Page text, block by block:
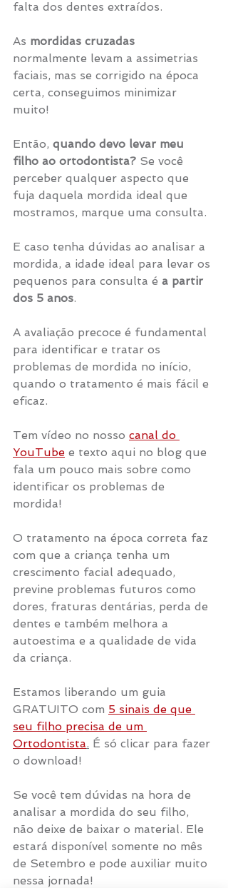
falta dos dentes extraídos.
As mordidas cruzadas
normalmente levam a assimetrias
faciais, mas se corrigido na época
certa, conseguimos minimizar
muito!
Então, quando devo levar meu
filho ao ortodontista? Se você
perceber qualquer aspecto que
fuja daquela mordida ideal que
mostramos, marque uma consulta.
E caso tenha dúvidas ao analisar a
mordida, a idade ideal para levar os
pequenos para consulta é a partir
dos 5 anos.
A avaliação precoce é fundamental
para identificar e tratar os
problemas de mordida no início,
quando o tratamento é mais fácil e
eficaz.
Tem vídeo no nosso canal do
YouTube e texto aqui no blog que
fala um pouco mais sobre como
identificar os problemas de
mordida!
O tratamento na época correta faz
com que a criança tenha um
crescimento facial adequado,
previne problemas futuros como
dores, fraturas dentárias, perda de
dentes e também melhora a
autoestima e a qualidade de vida
da criança.
Estamos liberando um guia
GRATUITO com 5 sinais de que
seu filho precisa de um
Ortodontista. É só clicar para fazer
o download!
Se você tem dúvidas na hora de
analisar a mordida do seu filho,
não deixe de baixar o material. Ele
estará disponível somente no mês
de Setembro e pode auxiliar muito
nessa jornada!